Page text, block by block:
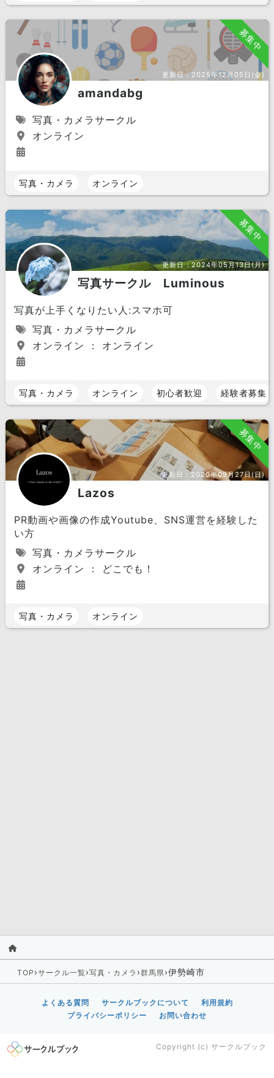
募集中
更新日： 2025年12月05日(金)
amandabg
写真・カメラサークル
オンライン
写真・カメラ オンライン
募集中
更新日：2024年05月13日(月)
写真サークル Luminous
写真が上手くなりたい人:スマホ可
写真・カメラサークル
オンライン ： オンライン
写真・カメラ オンライン 初心者歓迎 経験者募集
募集中
更新日：2020年09月27日(日)
Lazos
PR動画や画像の作成Youtube、SNS運営を経験した
い方
写真・カメラサークル
オンライン ： どこでも！
写真・カメラ オンライン
TOP ›サークル一覧›写真・カメラ ›群馬県›伊勢崎市
よくある質問 サークルブックについて
利用規約
プライバシーポリシー
お問い合わせ
Copyright (c) サークルブック